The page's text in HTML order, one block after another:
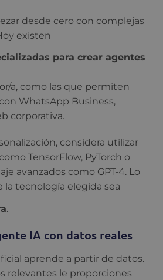
desde cero con complejas
existen
para crear agentes
a, como las que permiten
WhatsApp Business,
corporativa.
considera utilizar
TensorFlow, PyTorch o
avanzados como GPT-4. Lo
tecnología elegida sea
.
IA con datos reales
aprende a partir de datos.
relevantes le proporciones